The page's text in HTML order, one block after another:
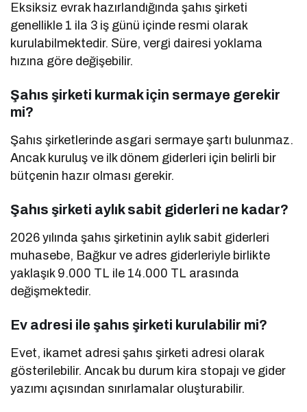
Eksiksiz evrak hazırlandığında şahıs şirketi
genellikle 1 ila 3 iş günü içinde resmi olarak
kurulabilmektedir. Süre, vergi dairesi yoklama
hızına göre değişebilir.
Şahıs şirketi kurmak için sermaye gerekir
mi?
Şahıs şirketlerinde asgari sermaye şartı bulunmaz.
Ancak kuruluş ve ilk dönem giderleri için belirli bir
bütçenin hazır olması gerekir.
Şahıs şirketi aylık sabit giderleri ne kadar?
2026 yılında şahıs şirketinin aylık sabit giderleri
muhasebe, Bağkur ve adres giderleriyle birlikte
yaklaşık 9.000 TL ile 14.000 TL arasında
değişmektedir.
Ev adresi ile şahıs şirketi kurulabilir mi?
Evet, ikamet adresi şahıs şirketi adresi olarak
gösterilebilir. Ancak bu durum kira stopajı ve gider
yazımı açısından sınırlamalar oluşturabilir.